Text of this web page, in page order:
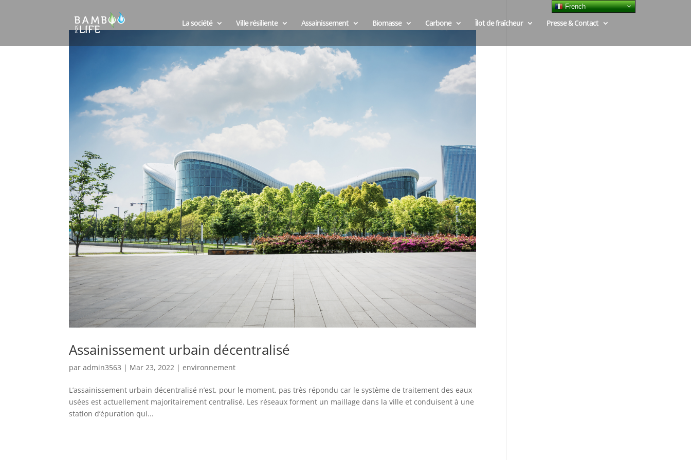
La société Ville résiliente Assainissement Biomasse Carbone Îlot de fraîcheur Presse & Contact
Assainissement urbain décentralisé
paradmin3563 | Mar 23, 2022 |environnement
L’assainissement urbain décentralisé n’est, pour le moment, pas très répondu car le système de traitement des eaux
usées est actuellement majoritairement centralisé. Les réseaux forment un maillage dans la ville et conduisent à une
station d’épuration qui...
French